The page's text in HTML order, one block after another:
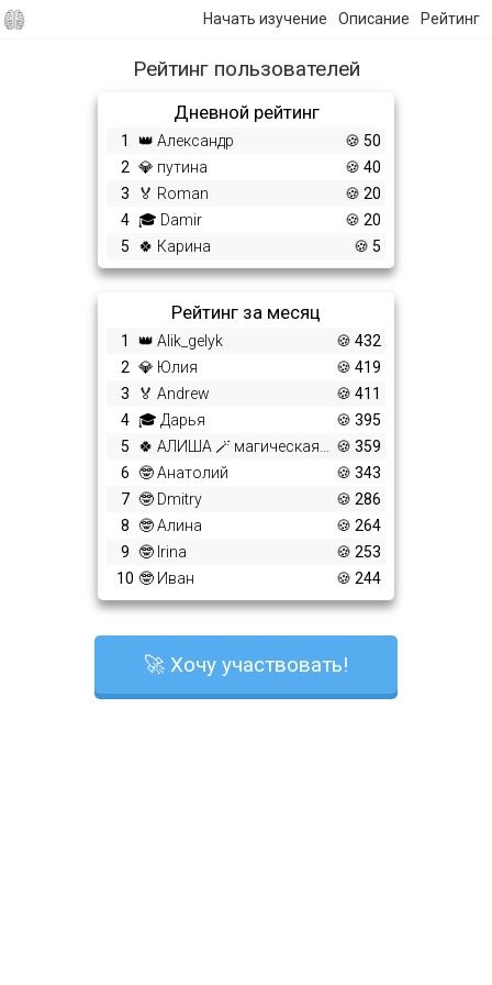
Начать изучение Описание Рейтинг
Рейтинг пользователей
Дневной рейтинг
1 👑 Александр
🍪 50
2 💎 путина
🍪 40
3
🏅 Roman
🍪 20
4 🎓 Damir
🍪 20
5
🍀 Карина 🍪 5
Рейтинг за месяц
1 👑 Alik_gelyk
🍪 432
2 💎 Юлия
🍪 419
3
🏅 Andrew
🍪 411
4 🎓 Дарья
🍪 395
5
🍀 АЛИША 🪄 магическая женщина 🪄
🍪 359
6 🤓 Анатолий
🍪 343
7 🤓 Dmitry
🍪 286
8 🤓 Алина
🍪 264
9 🤓 Irina
🍪 253
10 🤓 Иван 🍪 244
🚀 Хочу участвовать!